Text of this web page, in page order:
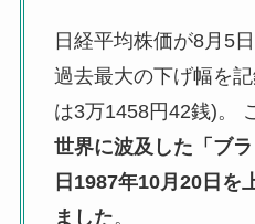
日経平均株価が8月5
過去最大の下げ幅を
は3万1458円42銭)。
世界に波及した「ブ
日1987年10月20日を
ました。